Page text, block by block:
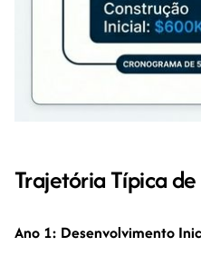
Trajetória Típica
Ano 1: Desenvolvimento